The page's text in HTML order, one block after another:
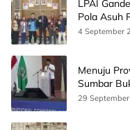
LPAI
Pola Asuh
Ini
4 September
Menuju
Sumbar
Unand
29